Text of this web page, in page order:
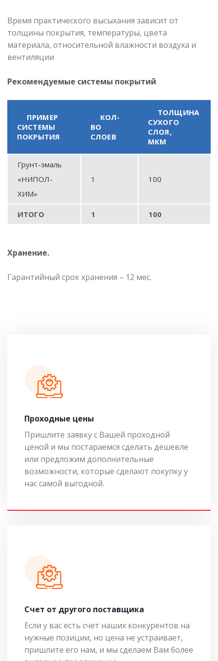
Время практического высыхания зависит от
толщины покрытия, температуры, цвета
материала, относительной влажности воздуха и
вентиляции
Рекомендуемые системы покрытий
ПРИМЕР
СИСТЕМЫ
ПОКРЫТИЯ
КОЛ-
ВО
СЛОЕВ
ТОЛЩИНА
СУХОГО
СЛОЯ,
МКМ
Грунт-эмаль
«НИПОЛ-
ХИМ»
1 100
ИТОГО 1 100
Хранение.
Гарантийный срок хранения – 12 мес.
Проходные цены
Пришлите заявку с Вашей проходной
ценой и мы постараемся сделать дешевле
или предложим дополнительные
возможности, которые сделают покупку у
нас самой выгодной.
Cчет от другого поставщика
Если у вас есть счет наших конкурентов на
нужные позиции, но цена не устраивает,
пришлите его нам, и мы сделаем Вам более